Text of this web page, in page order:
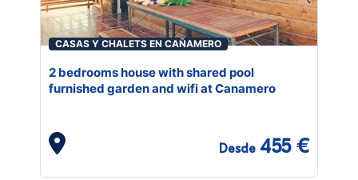
CASAS Y CHALETS EN CAÑAMERO
2 bedrooms house with shared pool
furnished garden and wifi at Canamero
Desde 455 €